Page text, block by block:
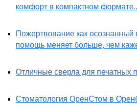
комфорт в компактном
Пожертвование как
помощь меняет больше, чем
Отличные сверла для печатных
Стоматология ОренСтом в